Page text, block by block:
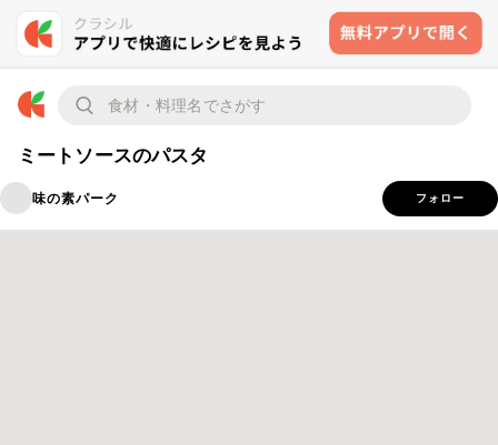
ミートソースのパスタ
味の素パーク フォロー